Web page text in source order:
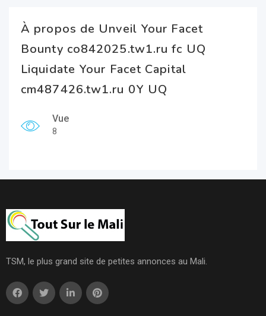
À propos de Unveil Your Facet
Bounty co842025.tw1.ru fc UQ
Liquidate Your Facet Capital
cm487426.tw1.ru 0Y UQ
Vue
8
TSM, le plus grand site de petites annonces au Mali.